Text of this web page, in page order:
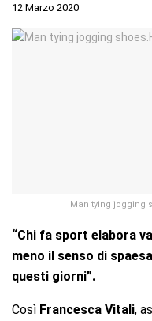
12 Marzo 2020
Man tying jogging
“Chi fa sport elabora
meno il senso di
questi giorni”.
Così Francesca Vitali,